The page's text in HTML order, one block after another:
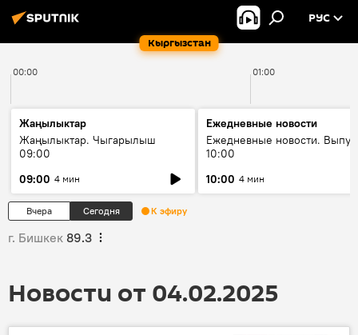
Кыргызстан
РУС
00:00 01:00
Жаңылыктар
Жаңылыктар. Чыгарылыш
09:00
09:00 4 мин
Ежедневные новости
Ежедневные новости.
10:00
10:00 4 мин
Вчера Сегодня К эфиру
г. Бишкек 89.3
Новости от 04.02.2025